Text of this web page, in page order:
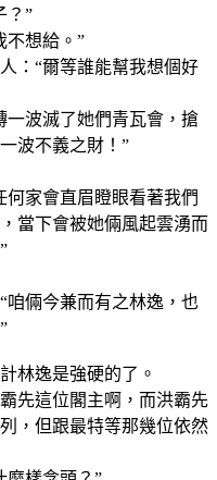
？”
不想給。”
：“爾等誰能幫我想個好
一波滅了她們青瓦會，搶
波不義之財！”
何家會直眉瞪眼看著我們
當下會被她倆風起雲湧而
咱倆今兼而有之林逸，也
林逸是強硬的了。
先這位閣主啊，而洪霸先
，但跟最特等那幾位依然